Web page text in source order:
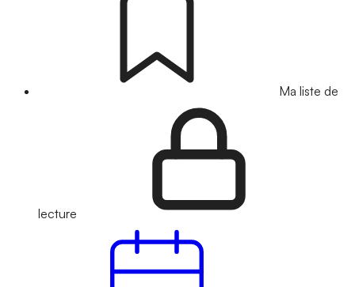
Ma liste de
lecture